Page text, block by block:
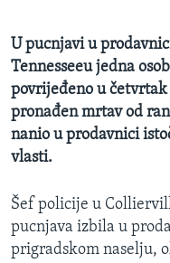
Jezici
U pucnjavi u
Tennesseeu jedna
povrijeđeno u
pronađen mrtav od
nanio u prodavnici
vlasti.
Šef policije u
pucnjava izbila u
prigradskom naselju,